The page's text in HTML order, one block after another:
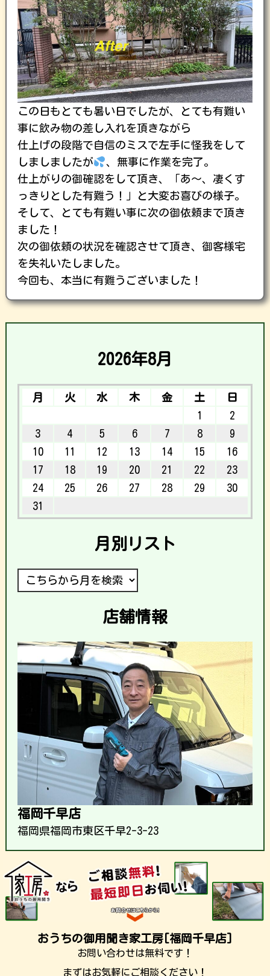
この日もとても暑い日でしたが、とても有難い
事に飲み物の差し入れを頂きながら
仕上げの段階で自信のミスで左手に怪我をして
しましましたが
、無事に作業を完了。
仕上がりの御確認をして頂き、「あ〜、凄くす
っきりとした有難う！」と大変お喜びの様子。
そして、とても有難い事に次の御依頼まで頂き
ました！
次の御依頼の状況を確認させて頂き、御客様宅
を失礼いたしました。
今回も、本当に有難うございました！
2026年8月
月 火 水 木 金 土
日
1
2
3
4 5 6 7 8
9
10
11 12 13 14 15
16
17
18 19 20 21 22
23
24
25 26 27 28 29
30
31
月別リスト
店舗情報
福岡千早店
福岡県福岡市東区千早2-3-23
おうちの御用聞き家工房[福岡千早店]
お問い合わせは無料です！
まずはお気軽にご相談ください！